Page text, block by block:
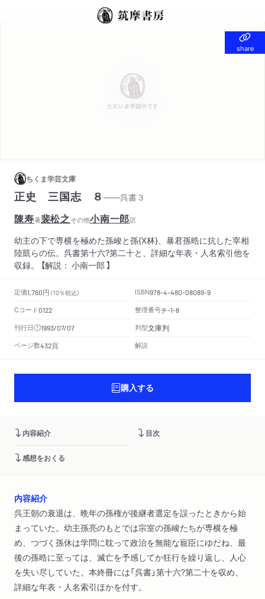
share
share
ちくま学芸文庫
正史 三国志 ８——呉書３
陳寿著裴松之その他小南一郎訳
幼主の下で専横を極めた孫峻と孫{X林}、暴君孫晧に抗した宰相
陸凱らの伝。呉書第十六?第二十と、詳細な年表・人名索引他を
収録。 【解説： 小南一郎 】
定価1,760円 （10％税込） ISBN978-4-480-08089-9
Cコード0122 整理番号チ-1-8
刊行日 1993/07/07 判型文庫判
ページ数432頁 解説
購入する
内容紹介 目次
感想をおくる
内容紹介
呉王朝の衰退は、晩年の孫権が後継者選定を誤ったときから始
まっていた。幼主孫亮のもとでは宗室の孫峻たちが専横を極
め、つづく孫休は学問に耽って政治を無能な寵臣にゆだね、最
後の孫晧に至っては、滅亡を予感してか狂行を繰り返し、人心
を失い尽していた。本終冊には「呉書」第十六?第二十を収め、
詳細な年表・人名索引ほかを付す。